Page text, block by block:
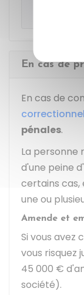
En cas de
En cas de
correctionnel
pénales.
La personne
d'une peine
certains cas,
une ou
Amende et
Si vous avez
vous risquez
45 000 €
société).